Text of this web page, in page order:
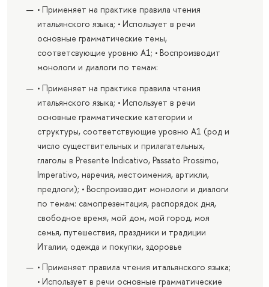
• Применяет на практике правила чтения
итальянского языка; • Использует в речи
основные грамматические темы,
соответсвующие уровню A1; • Воспроизводит
монологи и диалоги по темам:
• Применяет на практике правила чтения
итальянского языка; • Использует в речи
основные грамматические категории и
структуры, соответствующие уровню A1 (род и
число существительных и прилагательных,
глаголы в Presente Indicativo, Passato Prossimo,
Imperativo, наречия, местоимения, артикли,
предлоги); • Воспроизводит монологи и диалоги
по темам: самопрезентация, распорядок дня,
свободное время, мой дом, мой город, моя
семья, путешествия, праздники и традиции
Италии, одежда и покупки, здоровье
• Применяет правила чтения итальянского языка;
• Использует в речи основные грамматические